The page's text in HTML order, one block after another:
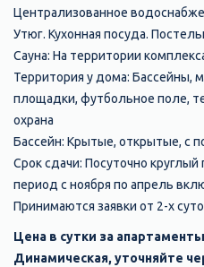
Централизованное
Утюг. Кухонная посуда.
Сауна:​ На территории
Территория у дома:​ Бассейны,
площадки, футбольное поле,
охрана
Бассейн:​ Крытые, открытые, с
Срок сдачи: Посуточно
период с ноября по апрель
Принимаются заявки от 2-х
Цена в сутки за
Динамическая, уточняйте